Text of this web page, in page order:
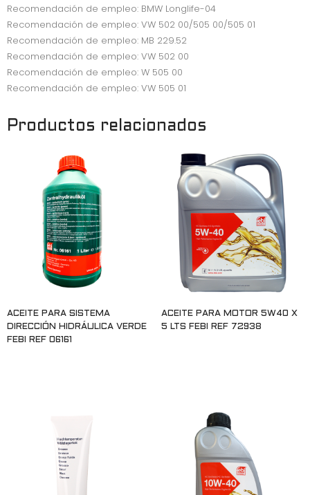
Recomendación de empleo: BMW Longlife-04
Recomendación de empleo: VW 502 00/505 00/505 01
Recomendación de empleo: MB 229.52
Recomendación de empleo: VW 502 00
Recomendación de empleo: W 505 00
Recomendación de empleo: VW 505 01
Productos relacionados
ACEITE PARA SISTEMA
DIRECCIÓN HIDRÁULICA VERDE
FEBI REF 06161
ACEITE PARA MOTOR 5W40 X
5 LTS FEBI REF 72938